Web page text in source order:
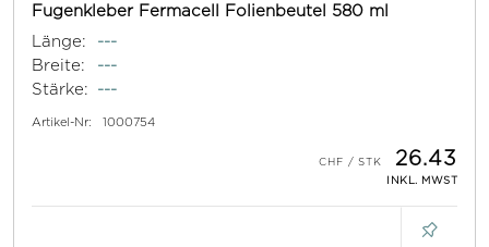
Fugenkleber Fermacell Folienbeutel 580 ml
Länge:
---
Breite:
---
Stärke:
---
Artikel-Nr: 1000754
26.43
INKL. MWST